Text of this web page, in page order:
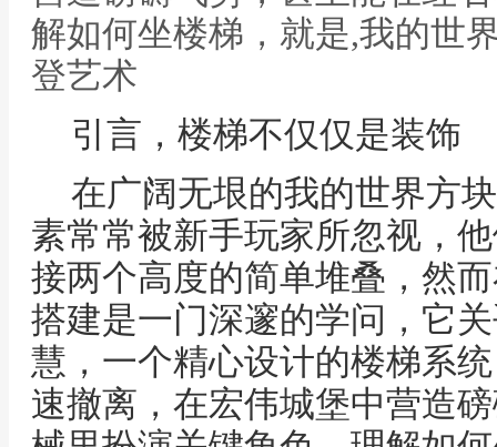
解如何坐楼梯，就是,我的世
登艺术
引言，楼梯不仅仅是装饰
在广阔无垠的我的世界方
素常常被新手玩家所忽视，
接两个高度的简单堆叠，然
搭建是一门深邃的学问，它
慧，一个精心设计的楼梯系
速撤离，在宏伟城堡中营造